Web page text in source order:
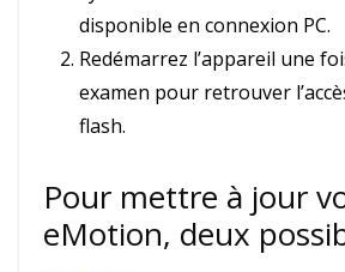
disponible en connexion PC.
Redémarrez l’appareil une
examen pour retrouver
flash.
Pour mettre à jour
eMotion, deux